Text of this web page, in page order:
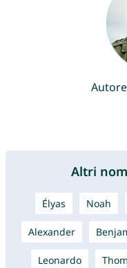
Altri
Élyas Noah
Alexander
Leonardo